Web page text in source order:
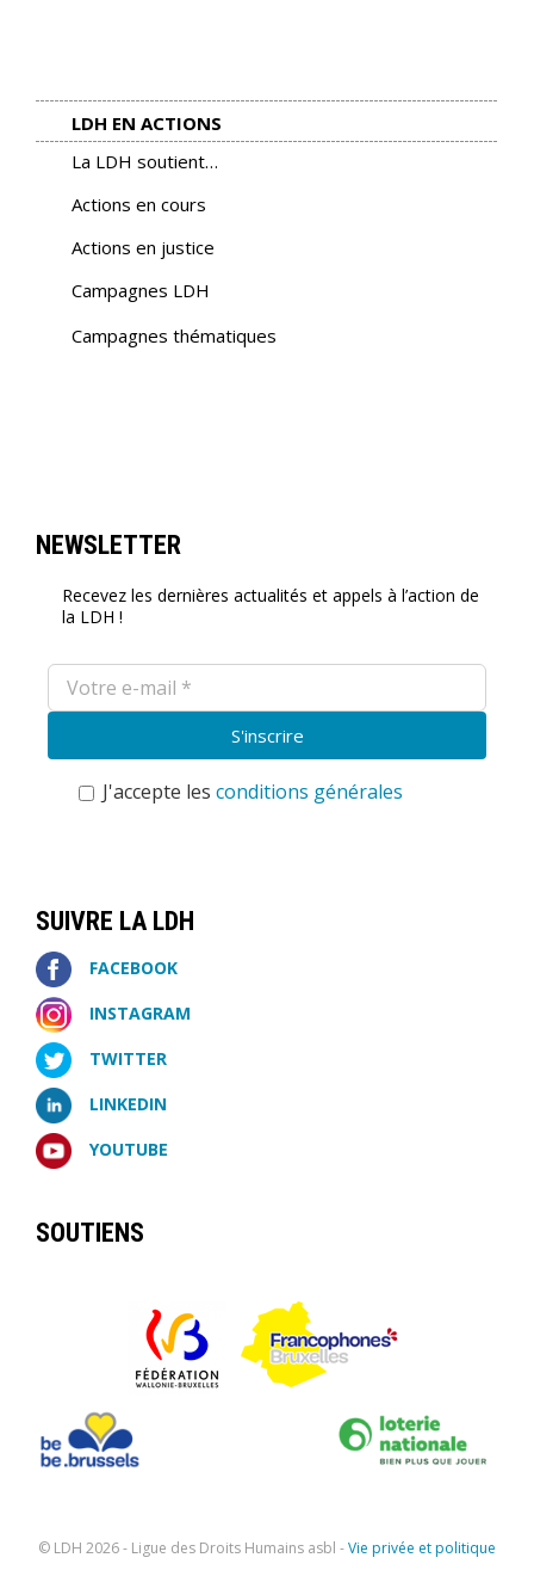
LDH EN ACTIONS
La LDH soutient…
Actions en cours
Actions en justice
Campagnes LDH
Campagnes thématiques
NEWSLETTER
Recevez les dernières actualités et appels à l’action de
la LDH !
J'accepte les conditions générales
SUIVRE LA LDH
FACEBOOK
INSTAGRAM
TWITTER
LINKEDIN
YOUTUBE
SOUTIENS
© LDH 2026 - Ligue des Droits Humains asbl -Vie privée et politique